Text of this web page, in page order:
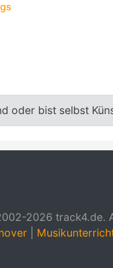
oder bist selbst
2026 track4.de.